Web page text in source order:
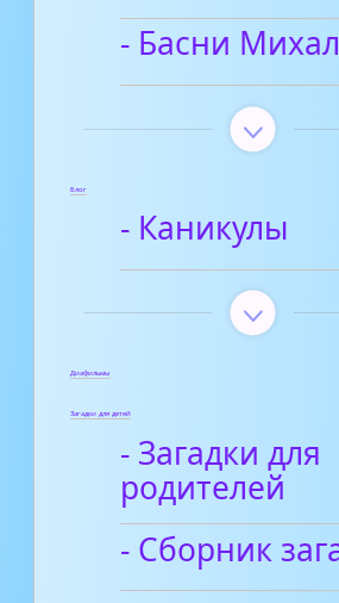
- Басни
Блог
- Каникулы
Диафильмы
Загадки для детей
- Загадки для
родителей
- Сборник